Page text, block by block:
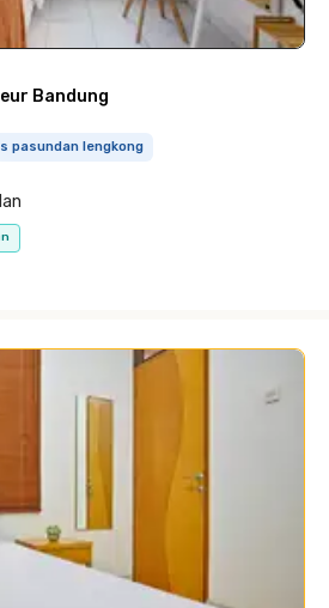
Bandung
pasundan lengkong